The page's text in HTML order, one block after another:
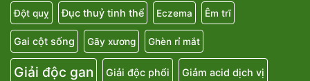
Đột quỵ Đục thuỷ tinh thể Eczema Êm trĩ
Gai cột sống Gãy xương Ghèn rỉ mắt
Giải độc gan Giải độc phổi Giảm acid dịch vị